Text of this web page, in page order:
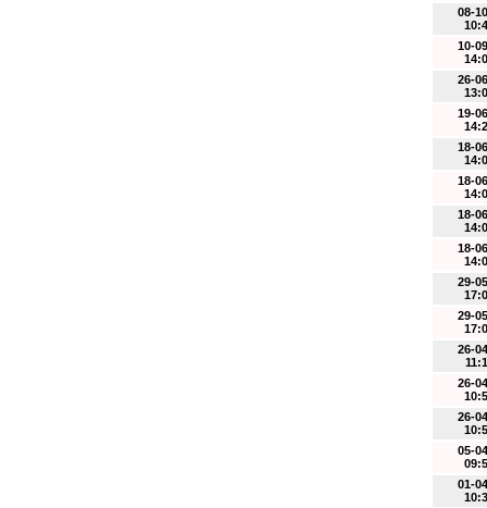
08-
10-
26-
19-
18-
18-
18-
18-
29-
29-
26-
26-
26-
05-
01-